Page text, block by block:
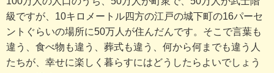
級ですが、10キロメートル四方の江戸の城下町の16パーセ
ントぐらいの場所に50万人が住んだんです。そこで言葉も
違う、食べ物も違う、葬式も違う、何から何までも違う人
たちが、幸せに楽しく暮らすにはどうしたらよいでしょう